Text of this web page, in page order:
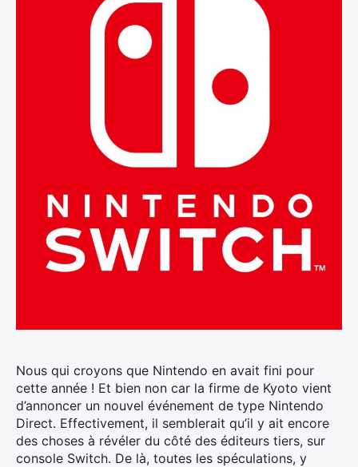
Nous qui croyons que Nintendo en avait fini pour
cette année ! Et bien non car la firme de Kyoto vient
d’annoncer un nouvel événement de type Nintendo
Direct. Effectivement, il semblerait qu’il y ait encore
des choses à révéler du côté des éditeurs tiers, sur
console Switch. De là, toutes les spéculations, y